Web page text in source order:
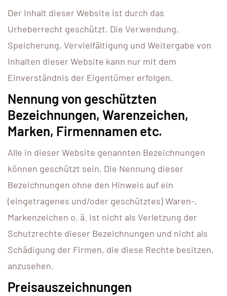
Der Inhalt dieser Website ist durch das
Urheberrecht geschützt. Die Verwendung,
Speicherung, Vervielfältigung und Weitergabe von
Inhalten dieser Website kann nur mit dem
Einverständnis der Eigentümer erfolgen.
Nennung von geschützten
Bezeichnungen, Warenzeichen,
Marken, Firmennamen etc.
Alle in dieser Website genannten Bezeichnungen
können geschützt sein. Die Nennung dieser
Bezeichnungen ohne den Hinweis auf ein
(eingetragenes und/oder geschütztes) Waren-,
Markenzeichen o. ä. ist nicht als Verletzung der
Schutzrechte dieser Bezeichnungen und nicht als
Schädigung der Firmen, die diese Rechte besitzen,
anzusehen.
Preisauszeichnungen